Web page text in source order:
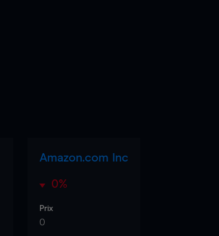
Amazon.com Inc
0%
Prix
0